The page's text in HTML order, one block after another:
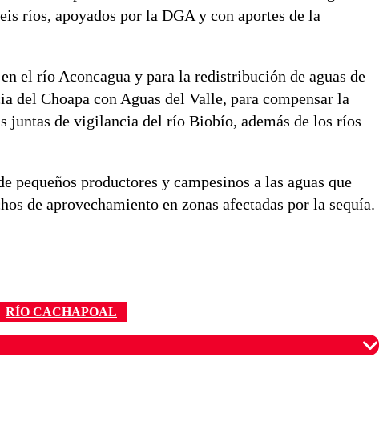
ríos, apoyados por la DGA y con aportes de la
el río Aconcagua y para la redistribución de aguas de
Choapa con Aguas del Valle, para compensar la
juntas de vigilancia del río Biobío, además de los ríos
pequeños productores y campesinos a las aguas que
de aprovechamiento en zonas afectadas por la sequía.
RÍO CACHAPOAL